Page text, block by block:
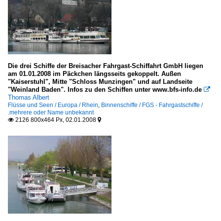
Die drei Schiffe der Breisacher Fahrgast-Schiffahrt GmbH liegen
am 01.01.2008 im Päckchen längsseits gekoppelt. Außen
"Kaiserstuhl", Mitte "Schloss Munzingen" und auf Landseite
"Weinland Baden". Infos zu den Schiffen unter www.bfs-info.de 
Thomas Albert
Flüsse und Seen / Europa / Rhein, Binnenschiffe / FGS - Fahrgastschiffe /
.mehrere oder Name unbekannt
 2126 800x464 Px, 02.01.2008 